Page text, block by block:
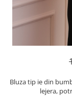
Bluza tip ie din
lejera,